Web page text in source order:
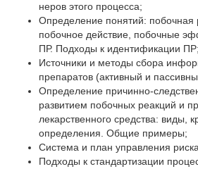
неров этого процесса;
Определение понятий: побочная
побочное действие, побочные
ПР. Подходы к идентификации ПР;
Источники и методы сбора
препаратов (активный и
Определение причинно-
развитием побочных реакций и
лекарственного средства: виды,
определения. Общие примеры;
Система и план управления
Подходы к стандартизации